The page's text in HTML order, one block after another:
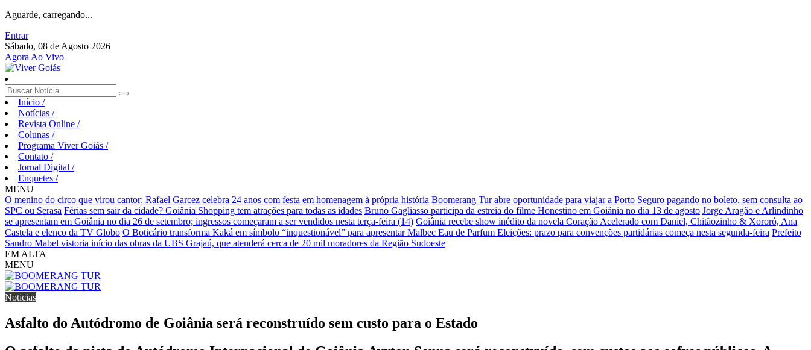
Aguarde, carregando...
Entrar
Sábado, 08 de Agosto 2026
Agora Ao Vivo
Início /
Notícias /
Revista Online /
Colunas /
Programa Viver Goiás /
Contato /
Jornal Digital /
Enquetes /
MENU
O menino do circo que virou cantor: Rafael Garcez celebra 24 anos com festa em homenagem à própria história Boomerang Tur abre oportunidade para viajar a Porto Seguro pagando no boleto, sem consulta ao
SPC ou Serasa Férias sem sair da cidade? Goiânia Shopping tem atrações para todas as idades Bruno Gagliasso participa da estreia do filme Honestino em Goiânia no dia 13 de agosto Jorge Aragão e Arlindinho
se apresentam em Goiânia no dia 26 de setembro; ingressos começaram a ser vendidos nesta terça-feira (14) Goiânia recebe show inédito da novela Coração Acelerado com Daniel, Chitãozinho & Xororó, Ana
Castela e elenco da TV Globo O Boticário transforma Kaká em símbolo “inquestionável” para apresentar Malbec Eau de Parfum Eleições: prazo para convenções partidárias começa nesta segunda-feira Prefeito
Sandro Mabel vistoria início das obras da UBS Grajaú, que atenderá cerca de 20 mil moradores da Região Sudoeste
EM ALTA
MENU
Noticias
Asfalto do Autódromo de Goiânia será reconstruído sem custo para o Estado